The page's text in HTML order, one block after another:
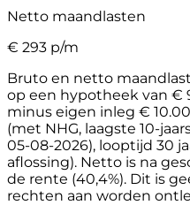
Netto maandlasten
€ 293 p/m
Bruto en netto
op een hypotheek van €
minus eigen inleg €
(met NHG, laagste 10-
05-08-2026), looptijd 30
aflossing). Netto is na
de rente (40,4%). Dit is
rechten aan worden